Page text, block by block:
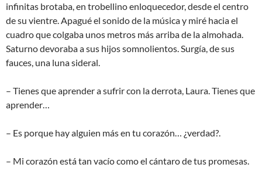
infinitas brotaba, en trobellino enloquecedor, desde el centro
de su vientre. Apagué el sonido de la música y miré hacia el
cuadro que colgaba unos metros más arriba de la almohada.
Saturno devoraba a sus hijos somnolientos. Surgía, de sus
fauces, una luna sideral.
– Tienes que aprender a sufrir con la derrota, Laura. Tienes que
aprender…
– Es porque hay alguien más en tu corazón… ¿verdad?.
– Mi corazón está tan vacío como el cántaro de tus promesas.